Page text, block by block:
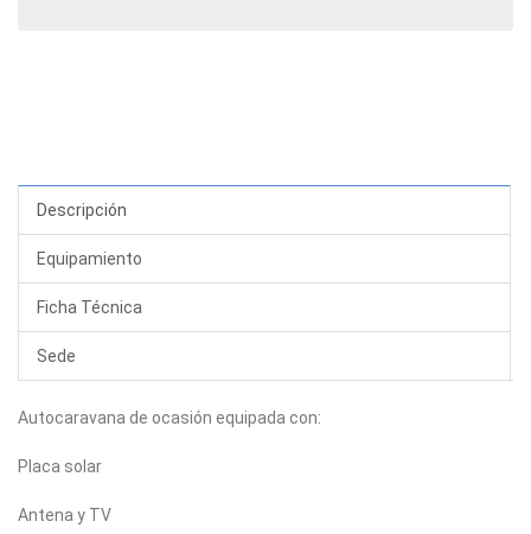
Descripción
Equipamiento
Ficha Técnica
Sede
Autocaravana de ocasión equipada con:
Placa solar
Antena y TV